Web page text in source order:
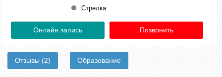
Стрелка
Онлайн запись Позвонить
Отзывы (2) Образование